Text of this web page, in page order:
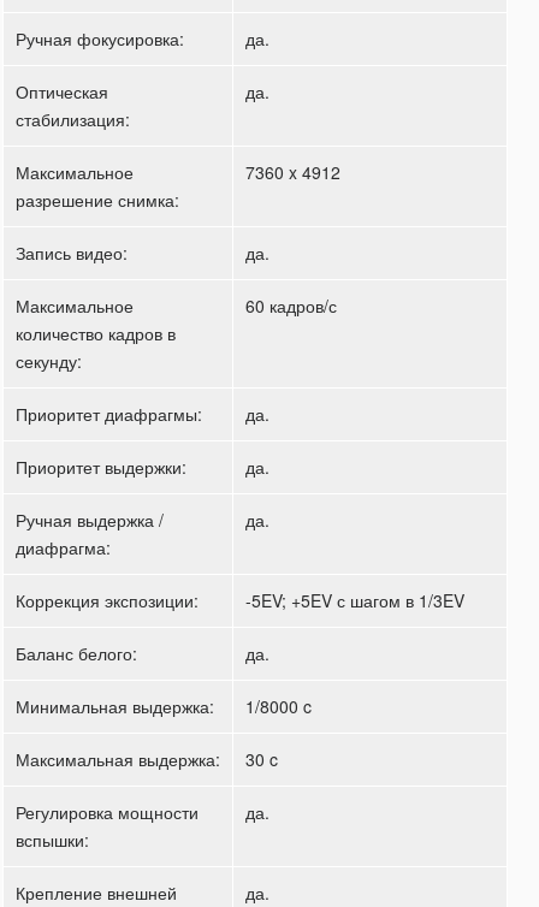
Ручная фокусировка: да.
Оптическая
стабилизация:
да.
Максимальное
разрешение снимка:
7360 x 4912
Запись видео: да.
Максимальное
количество кадров в
секунду:
60 кадров/с
Приоритет диафрагмы: да.
Приоритет выдержки: да.
Ручная выдержка /
диафрагма:
да.
Коррекция экспозиции: -5EV; +5EV с шагом в 1/3EV
Баланс белого: да.
Минимальная выдержка: 1/8000 c
Максимальная выдержка: 30 c
Регулировка мощности
вспышки:
да.
Крепление внешней
да.